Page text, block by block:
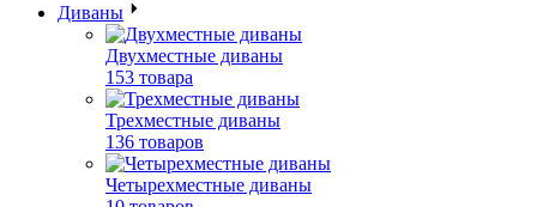
Диваны
Двухместные диваны
153 товара
Трехместные диваны
136 товаров
Четырехместные диваны